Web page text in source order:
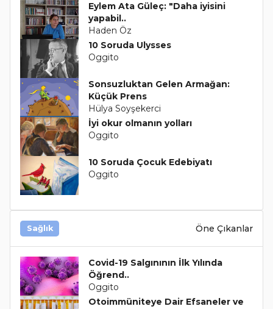
Eylem Ata Güleç: "Daha iyisini
yapabil..
Haden Öz
10 Soruda Ulysses
Oggito
Sonsuzluktan Gelen Armağan:
Küçük Prens
Hülya Soyşekerci
İyi okur olmanın yolları
Oggito
10 Soruda Çocuk Edebiyatı
Oggito
Sağlık Öne Çıkanlar
Covid-19 Salgınının İlk Yılında
Öğrend..
Oggito
Otoimmüniteye Dair Efsaneler ve